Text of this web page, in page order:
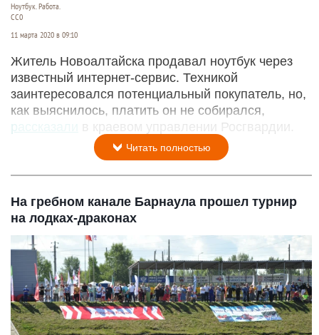
Ноутбук. Работа.
СС0
11 марта 2020 в 09:10
Житель Новоалтайска продавал ноутбук через
известный интернет-сервис. Техникой
заинтересовался потенциальный покупатель, но,
как выяснилось, платить он не собирался,
рассказали
в краевом управлении Росгвардии.
Читать полностью
На гребном канале Барнаула прошел турнир
на лодках-драконах